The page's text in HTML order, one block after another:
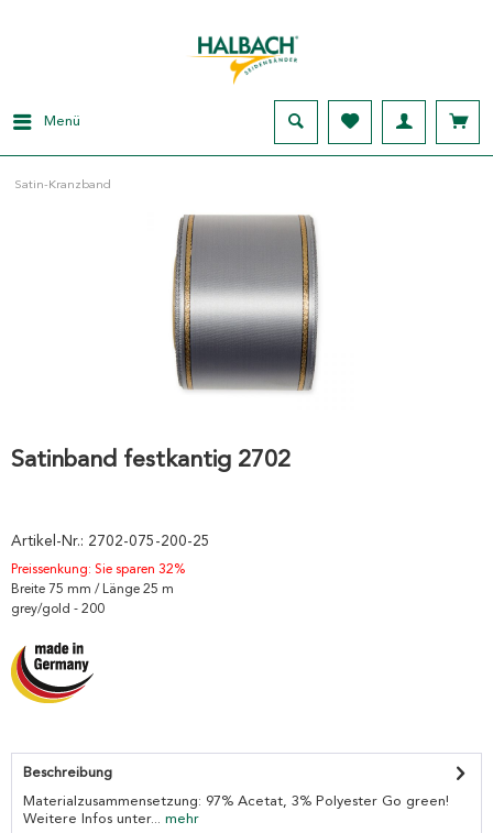
Menü
Satin-Kranzband
Satinband festkantig 2702
Artikel-Nr.: 2702-075-200-25
Preissenkung: Sie sparen 32%
Breite 75 mm / Länge 25 m
grey/gold - 200
Beschreibung
Materialzusammensetzung: 97% Acetat, 3% Polyester Go green!
Weitere Infos unter... mehr